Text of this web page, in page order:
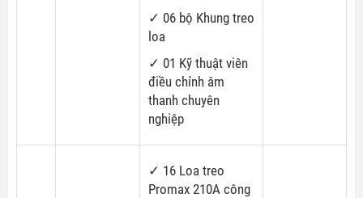
✓ 06 bộ Khung treo
loa
✓ 01 Kỹ thuật viên
điều chỉnh âm
thanh chuyên
nghiệp
✓ 16 Loa treo
Promax 210A công